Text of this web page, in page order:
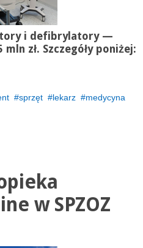
i defibrylatory —
zł. Szczegóły poniżej:
sprzęt lekarz
medycyna
w SPZOZ